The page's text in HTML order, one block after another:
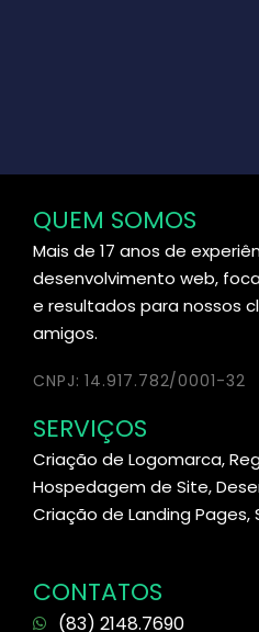
QUEM SOMOS
Mais de 17 anos de
desenvolvimento web,
e resultados para nossos
amigos.
CNPJ: 14.917.782/0001-32
SERVIÇOS
Criação de Logomarca,
Hospedagem de Site,
Criação de Landing Pages,
CONTATOS
(83) 2148.7690